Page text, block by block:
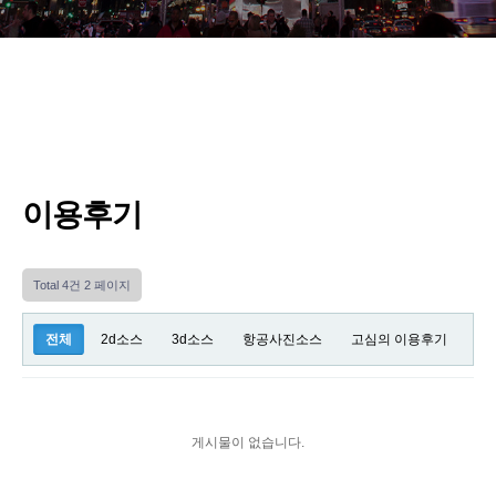
이용후기
Total 4건 2 페이지
전체 2d소스 3d소스 항공사진소스 고심의 이용후기
게시물이 없습니다.